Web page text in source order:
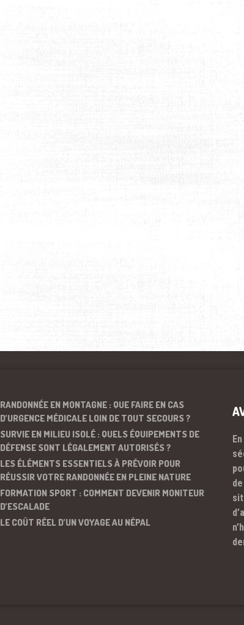
RANDONNÉE EN MONTAGNE : QUE FAIRE EN CAS
D’URGENCE MÉDICALE LOIN DE TOUT SECOURS ?
SURVIE EN MILIEU ISOLÉ : QUELS ÉQUIPEMENTS DE
DÉFENSE SONT LÉGALEMENT AUTORISÉS ?
LES ÉLÉMENTS ESSENTIELS À PRÉVOIR POUR
RÉUSSIR VOTRE RANDONNÉE EN PLEINE NATURE
FORMATION SPORT : COMMENT DEVENIR MONITEUR
D’ESCALADE
LE COÛT RÉEL D’UN VOYAGE AU NÉPAL